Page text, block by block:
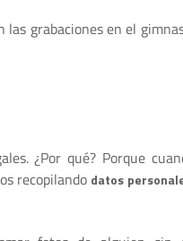
las grabaciones en el
¿Por qué? Porque
recopilando datos